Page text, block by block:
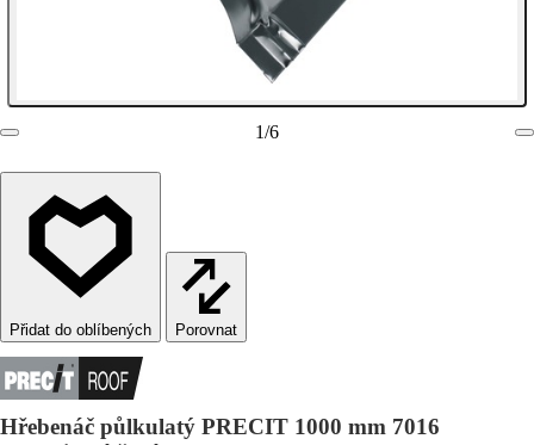
1/6
Porovnat
Hřebenáč půlkulatý PRECIT 1000 mm 7016